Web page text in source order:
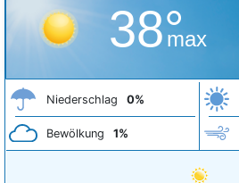
38°
max
Niederschlag 0%
Bewölkung 1%